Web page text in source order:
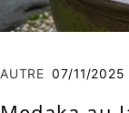
AUTRE 07/11/2025